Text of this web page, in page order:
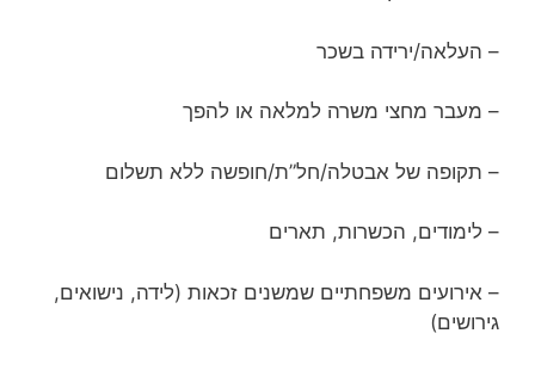
– העלאה/ירידה בשכר
– מעבר מחצי משרה למלאה או להפך
– תקופה של אבטלה/חל”ת/חופשה ללא תשלום
– לימודים, הכשרות, תארים
– אירועים משפחתיים שמשנים זכאות (לידה, נישואים,
גירושים)